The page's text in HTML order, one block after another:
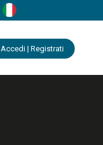
Accedi | Registrati